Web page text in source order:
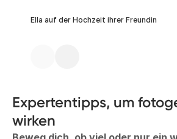
Ella auf der Hochzeit ihrer Freundin
Expertentipps, um
wirken